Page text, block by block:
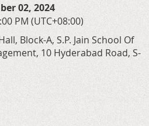
02, 2024
PM (UTC+08:00)
Block-A, S.P. Jain School Of
10 Hyderabad Road, S-